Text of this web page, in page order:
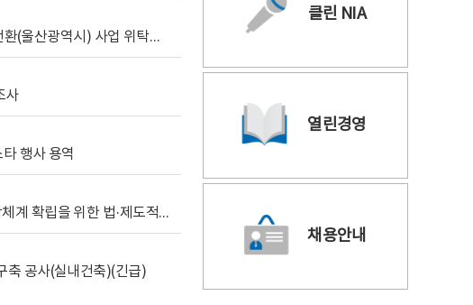
[조달입찰공고] 2026년 공공 AI CCTV 전환(울산광역시) 사업 위탁감리
사
행사 용역
[위탁연구] 학습데이터 거래 시장의 보상체계 확립을 위한 법·제도적 검토 방안 연구
축 공사(실내건축)(긴급)
클린 NIA
열린경영
채용안내